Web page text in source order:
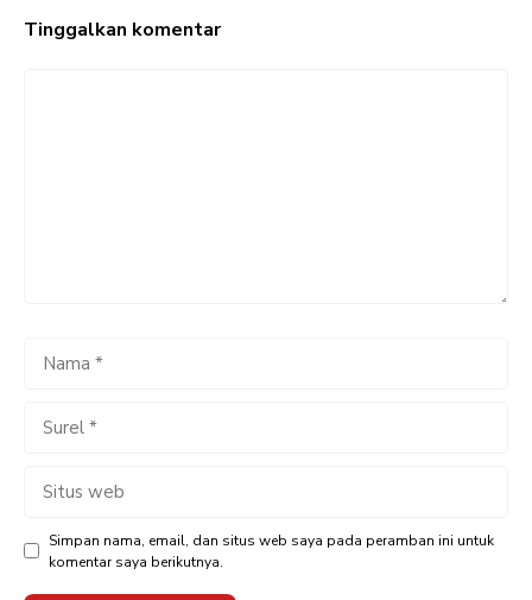
Tinggalkan komentar
Simpan nama, email, dan situs web saya pada peramban ini untuk
komentar saya berikutnya.